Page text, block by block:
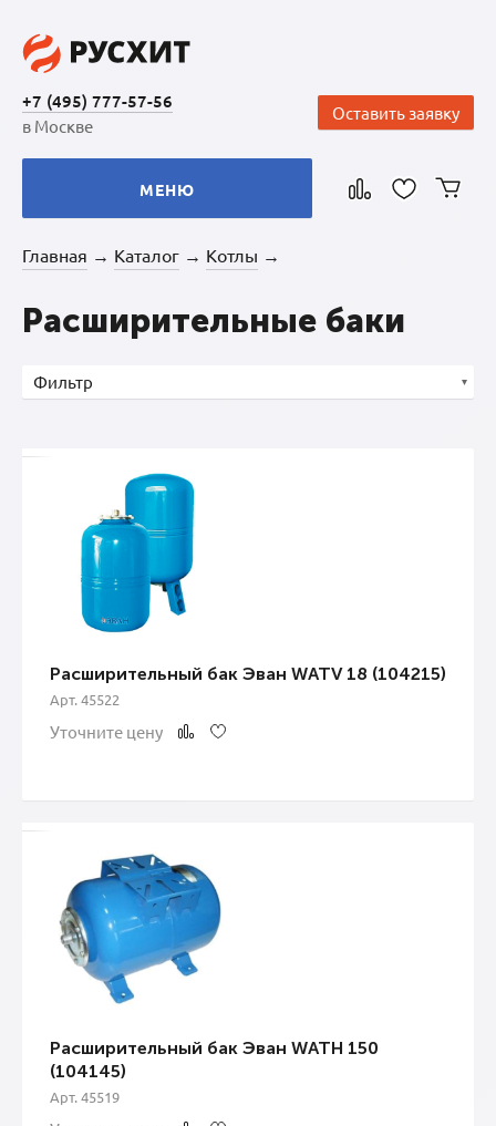
+7 (495) 777-57-56
в Москве
Оставить заявку
МЕНЮ
Главная → Каталог → Котлы →
Расширительные баки
Фильтр
Расширительный бак Эван WATV 18 (104215)
Арт. 45522
Уточните цену
Расширительный бак Эван WATH 150
(104145)
Арт. 45519